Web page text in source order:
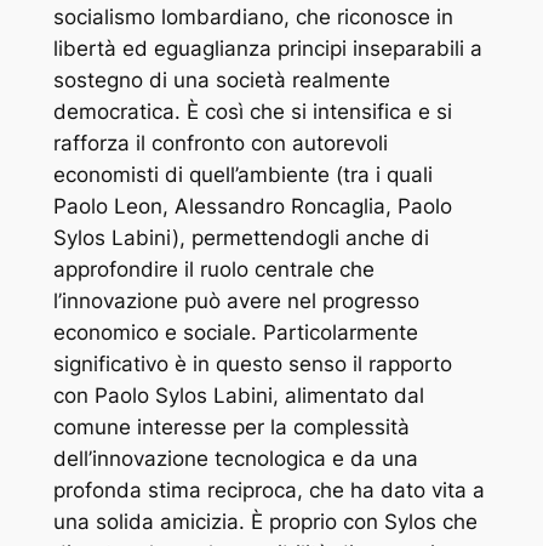
socialismo lombardiano, che riconosce in
libertà ed eguaglianza principi inseparabili a
sostegno di una società realmente
democratica. È così che si intensifica e si
rafforza il confronto con autorevoli
economisti di quell’ambiente (tra i quali
Paolo Leon, Alessandro Roncaglia, Paolo
Sylos Labini), permettendogli anche di
approfondire il ruolo centrale che
l’innovazione può avere nel progresso
economico e sociale. Particolarmente
significativo è in questo senso il rapporto
con Paolo Sylos Labini, alimentato dal
comune interesse per la complessità
dell’innovazione tecnologica e da una
profonda stima reciproca, che ha dato vita a
una solida amicizia. È proprio con Sylos che